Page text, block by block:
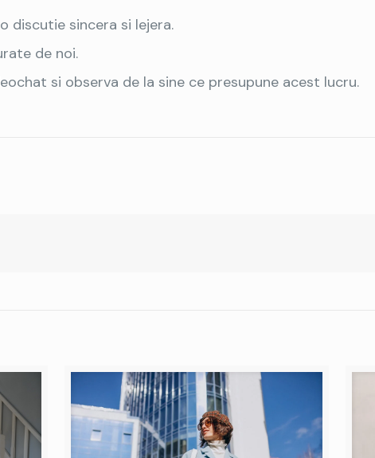
discutie sincera si lejera.
de noi.
si observa de la sine ce presupune acest lucru.